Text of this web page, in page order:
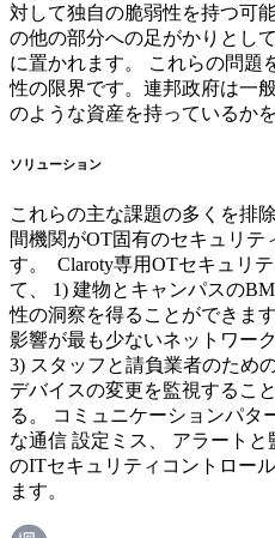
対して独自の脆弱性を持つ可
の他の部分への足がかりとし
に置かれます。 これらの問題
性の限界です。連邦政府は一
のような資産を持っているか
ソリューション
これらの主な課題の多くを排
間機関がOT固有のセキュリテ
す。 Claroty専用OTセキュリ
て、 1) 建物とキャンパスの
性の洞察を得ることができま
影響が最も少ないネットワー
3) スタッフと請負業者のため
デバイスの変更を監視するこ
る。 コミュニケーションパタ
な通信 設定ミス、 アラート
のITセキュリティコントロー
ます。